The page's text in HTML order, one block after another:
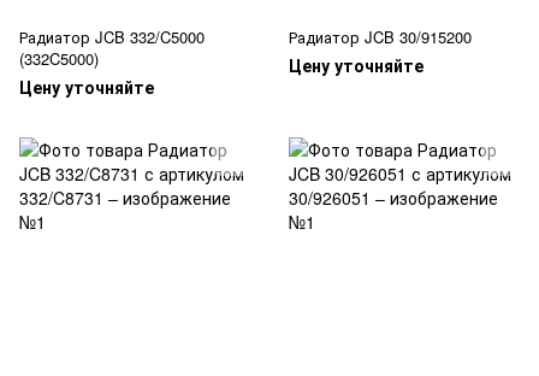
Радиатор JCB 332/C5000
(332C5000)
Цену уточняйте
Радиатор JCB 30/915200
Цену уточняйте